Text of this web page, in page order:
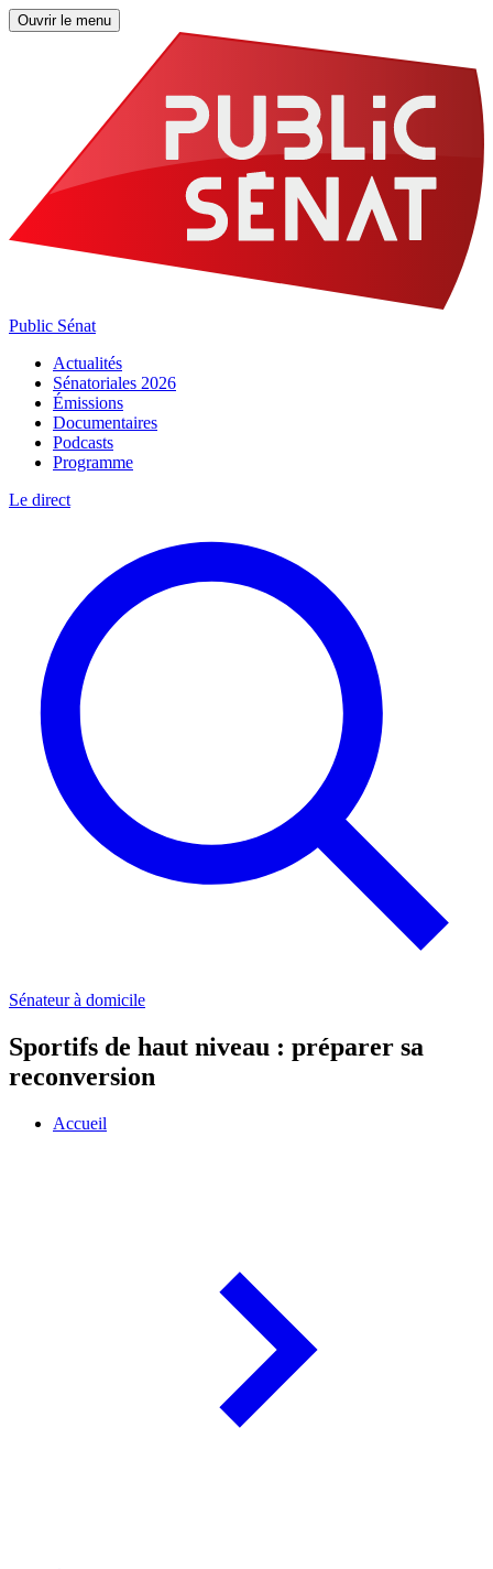
Ouvrir le menu
Public Sénat
Actualités
Sénatoriales 2026
Émissions
Documentaires
Podcasts
Programme
Le direct
Sénateur à domicile
Sportifs de haut niveau : préparer sa
reconversion
Accueil